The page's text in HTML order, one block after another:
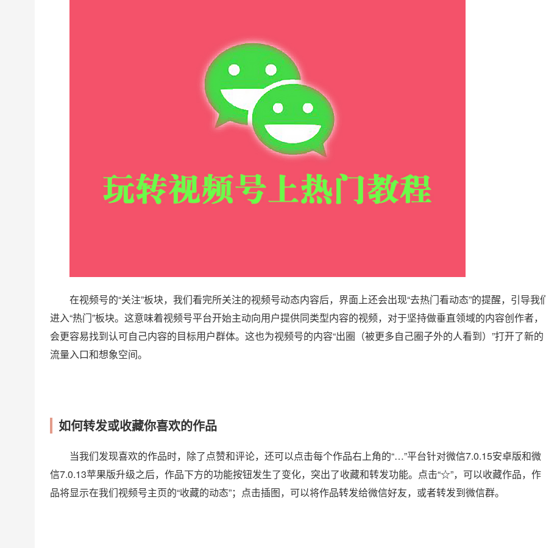
在视频号的“关注”板块，我们看完所关注的视频号动态内容后，界面上还会出现“去热门看动态”的提醒，引导我
进入“热门”板块。这意味着视频号平台开始主动向用户提供同类型内容的视频，对于坚持做垂直领域的内容创作者，
会更容易找到认可自己内容的目标用户群体。这也为视频号的内容“出圈（被更多自己圈子外的人看到）”打开了新的
流量入口和想象空间。
如何转发或收藏你喜欢的作品
当我们发现喜欢的作品时，除了点赞和评论，还可以点击每个作品右上角的“…”平台针对微信7.0.15安卓版和微
信7.0.13苹果版升级之后，作品下方的功能按钮发生了变化，突出了收藏和转发功能。点击“☆”，可以收藏作品，作
品将显示在我们视频号主页的“收藏的动态”；点击插图，可以将作品转发给微信好友，或者转发到微信群。